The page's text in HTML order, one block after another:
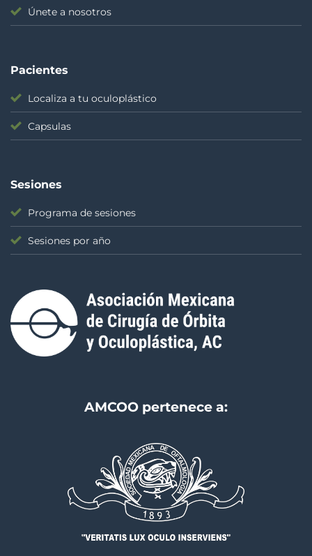
Únete a nosotros
Pacientes
Localiza a tu oculoplástico
Capsulas
Sesiones
Programa de sesiones
Sesiones por año
AMCOO pertenece a: